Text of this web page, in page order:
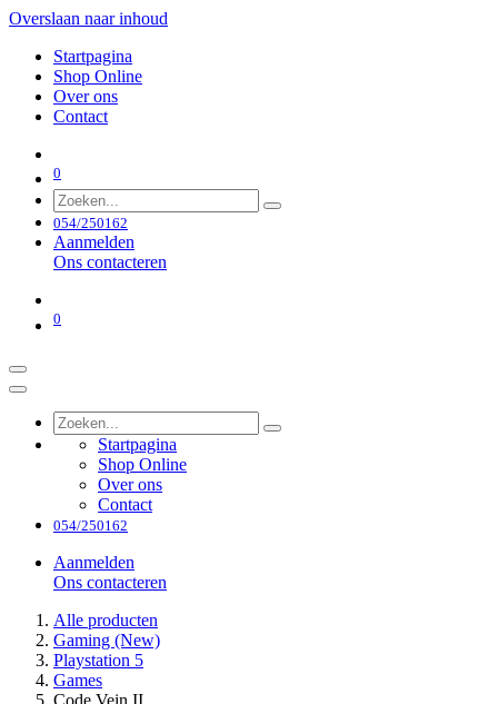
Overslaan naar inhoud
Startpagina
Shop Online
Over ons
Contact
0
054/250162
Aanmelden
Ons contacteren
0
Startpagina
Shop Online
Over ons
Contact
054/250162
Aanmelden
Ons contacteren
Alle producten
Gaming (New)
Playstation 5
Games
Code Vein II